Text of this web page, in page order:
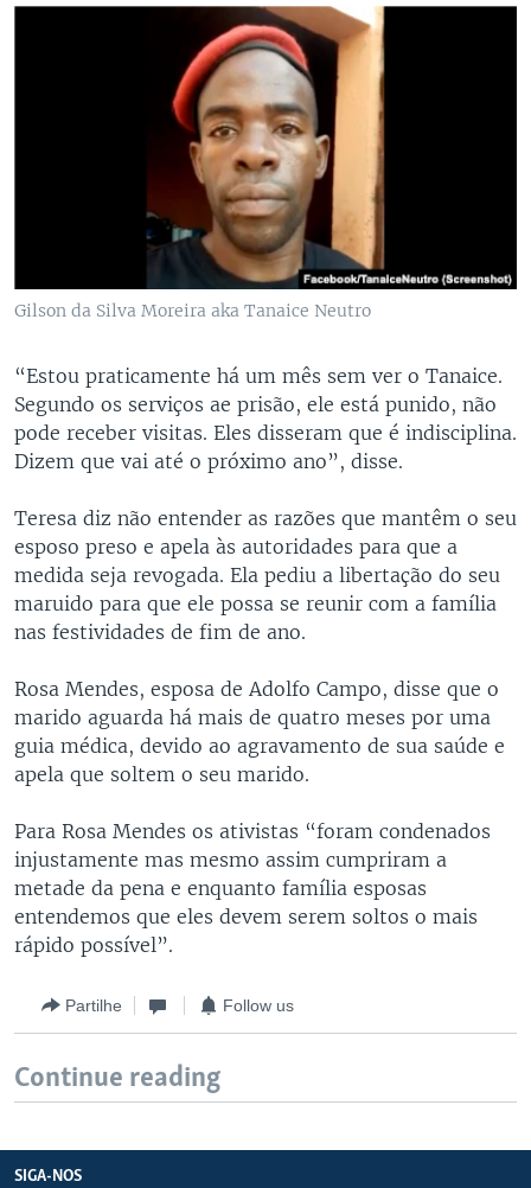
Gilson da Silva Moreira aka Tanaice Neutro
“Estou praticamente há um mês sem ver o Tanaice.
Segundo os serviços ae prisão, ele está punido, não
pode receber visitas. Eles disseram que é indisciplina.
Dizem que vai até o próximo ano”, disse.
Teresa diz não entender as razões que mantêm o seu
esposo preso e apela às autoridades para que a
medida seja revogada. Ela pediu a libertação do seu
maruido para que ele possa se reunir com a família
nas festividades de fim de ano.
Rosa Mendes, esposa de Adolfo Campo, disse que o
marido aguarda há mais de quatro meses por uma
guia médica, devido ao agravamento de sua saúde e
apela que soltem o seu marido.
Para Rosa Mendes os ativistas “foram condenados
injustamente mas mesmo assim cumpriram a
metade da pena e enquanto família esposas
entendemos que eles devem serem soltos o mais
rápido possível”.
Partilhe Follow us
Continue reading
SIGA-NOS